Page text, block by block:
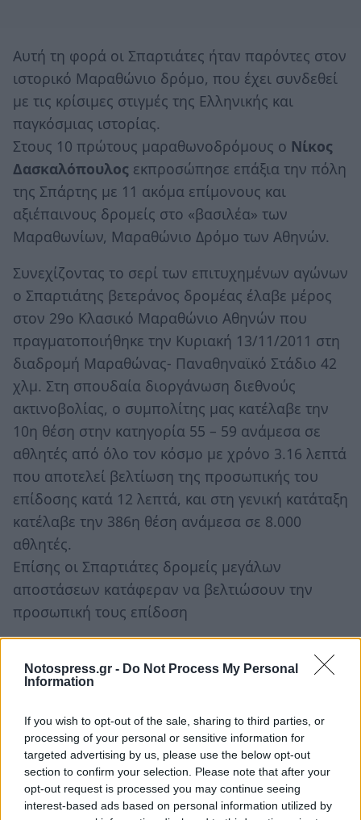
Notospress.gr - Do Not Process My Personal
Information
If you wish to opt-out of the sale, sharing to third parties, or
processing of your personal or sensitive information for
targeted advertising by us, please use the below opt-out
section to confirm your selection. Please note that after your
opt-out request is processed you may continue seeing
interest-based ads based on personal information utilized by
Αυτή τη φορά οι Σπαρτιάτες ήταν παρόντες στον
ιστορικό Μαραθώνιο δρόμο, που έχει συνδεθεί
με τις κρίσιμες στιγμές της Ελληνικής και
παγκόσμιας ιστορίας.
Στους 10 πρώτους μαραθωνοδρόμους ο Νίκος
Δασκαλόπουλος εκπροσώπησε επάξια την πόλη
της Σπάρτης με 11 ακόμα επίμονους και
αξιέπαινους δρομείς στο «βασιλέα» των
Μαραθωνίων, Μαραθώνιο Δρόμο των Αθηνών.
Συνεχίζοντας το σερί των επιτυχημένων αγώνων
ο Σπαρτιάτης βετεράνος δρομέας έλαβε μέρος
στον 29ο Κλασικό Μαραθώνιο Αθηνών που
πραγματοποιήθηκε την Κυριακή 13/11/2011 στη
διαδρομή Μαραθώνας- Παναθηναϊκό Στάδιο 42
χλμ. Στη σπουδαία διοργάνωση διεθνούς
ακτινοβολίας, ο συμπολίτης μας κατέλαβε την
10η θέση στην κατηγορία 55 – 59 ανάμεσα σε
αθλητές από όλο τον κόσμο με χρόνο 3.16 λεπτά
που αποτελεί βελτίωση της προσωπικής του
επίδοσης κατά 12 λεπτά, και στη γενική κατάταξη
κατέλαβε την 386η θέση ανάμεσα σε 8.000
αθλητές.
Επίσης οι Σπαρτιάτες δρομείς μεγάλων
αποστάσεων κατάφεραν να βελτιώσουν την
προσωπική τους επίδοση
Μασούρας Χρήστοςμε χρόνο 3.31'
Γιαννόπουλος Βασίληςμε χρόνο 3.37'
Αντωνίου Δημήτρηςμε χρόνο 3.45'
Αλειφέρης Γεώργιοςμε χρόνο 3.57'
Μιχελόγκωνας Ιωάννηςμε χρόνο 4.01'
Αποστολάκος Χρήστοςμε χρόνο 4.03'